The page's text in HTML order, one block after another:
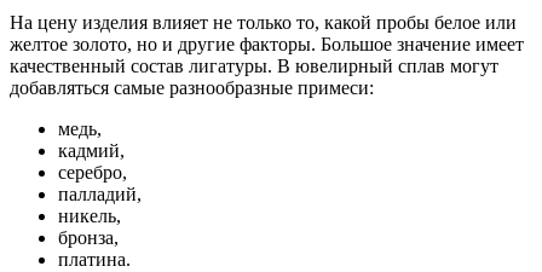
На цену изделия влияет не только то, какой пробы белое или
желтое золото, но и другие факторы. Большое значение имеет
качественный состав лигатуры. В ювелирный сплав могут
добавляться самые разнообразные примеси:
медь,
кадмий,
серебро,
палладий,
никель,
бронза,
платина.